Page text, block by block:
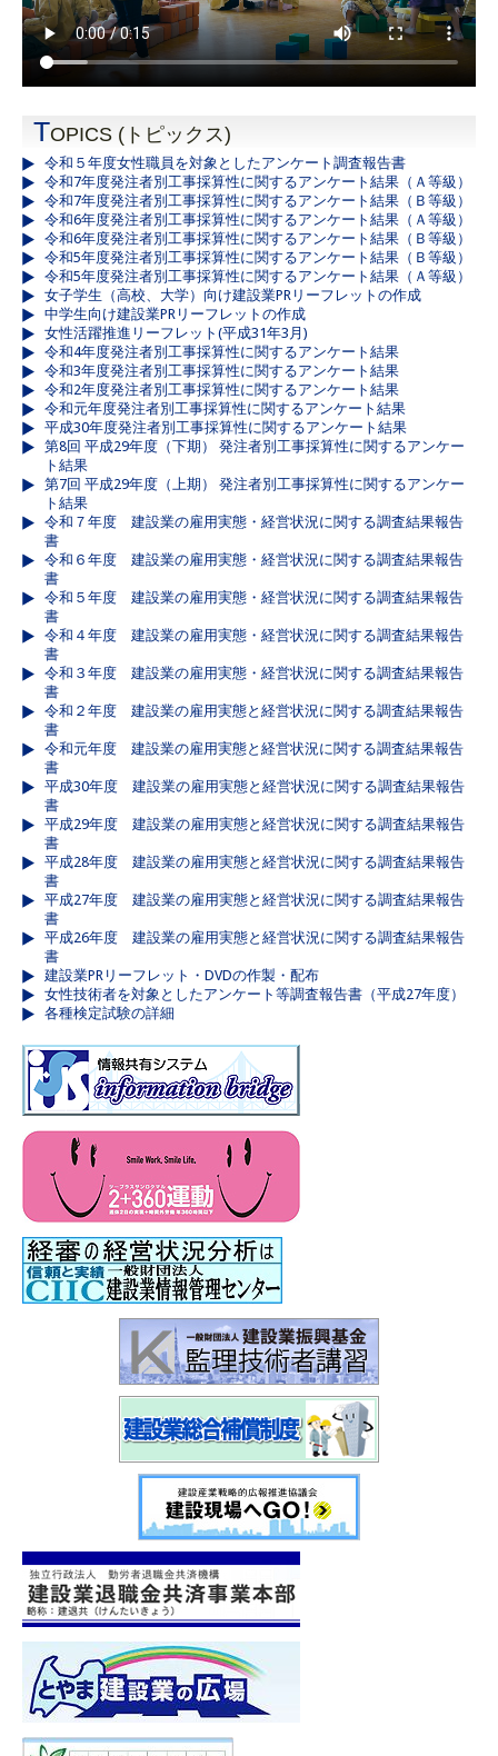
TOPICS (トピックス)
令和５年度女性職員を対象としたアンケート調査報告書
令和7年度発注者別工事採算性に関するアンケート結果（Ａ等級）
令和7年度発注者別工事採算性に関するアンケート結果（Ｂ等級）
令和6年度発注者別工事採算性に関するアンケート結果（Ａ等級）
令和6年度発注者別工事採算性に関するアンケート結果（Ｂ等級）
令和5年度発注者別工事採算性に関するアンケート結果（Ｂ等級）
令和5年度発注者別工事採算性に関するアンケート結果（Ａ等級）
女子学生（高校、大学）向け建設業PRリーフレットの作成
中学生向け建設業PRリーフレットの作成
女性活躍推進リーフレット(平成31年3月)
令和4年度発注者別工事採算性に関するアンケート結果
令和3年度発注者別工事採算性に関するアンケート結果
令和2年度発注者別工事採算性に関するアンケート結果
令和元年度発注者別工事採算性に関するアンケート結果
平成30年度発注者別工事採算性に関するアンケート結果
第8回 平成29年度（下期） 発注者別工事採算性に関するアンケー
ト結果
第7回 平成29年度（上期） 発注者別工事採算性に関するアンケー
ト結果
令和７年度 建設業の雇用実態・経営状況に関する調査結果報告
書
令和６年度 建設業の雇用実態・経営状況に関する調査結果報告
書
令和５年度 建設業の雇用実態・経営状況に関する調査結果報告
書
令和４年度 建設業の雇用実態・経営状況に関する調査結果報告
書
令和３年度 建設業の雇用実態・経営状況に関する調査結果報告
書
令和２年度 建設業の雇用実態と経営状況に関する調査結果報告
書
令和元年度 建設業の雇用実態と経営状況に関する調査結果報告
書
平成30年度 建設業の雇用実態と経営状況に関する調査結果報告
書
平成29年度 建設業の雇用実態と経営状況に関する調査結果報告
書
平成28年度 建設業の雇用実態と経営状況に関する調査結果報告
書
平成27年度 建設業の雇用実態と経営状況に関する調査結果報告
書
平成26年度 建設業の雇用実態と経営状況に関する調査結果報告
書
建設業PRリーフレット・DVDの作製・配布
女性技術者を対象としたアンケート等調査報告書（平成27年度）
各種検定試験の詳細